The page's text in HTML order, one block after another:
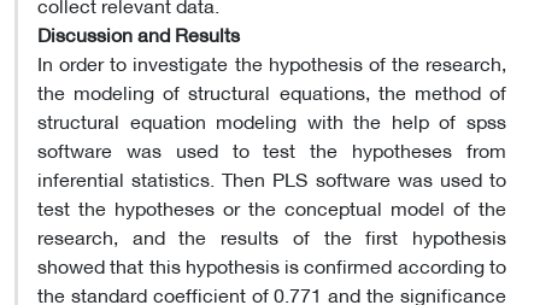
Discussion and Results
In order to investigate the hypothesis of the research,
the modeling of structural equations, the method of
structural equation modeling with the help of spss
software was used to test the hypotheses from
inferential statistics. Then PLS software was used to
test the hypotheses or the conceptual model of the
research, and the results of the first hypothesis
showed that this hypothesis is confirmed according to
the standard coefficient of 0.771 and the significance